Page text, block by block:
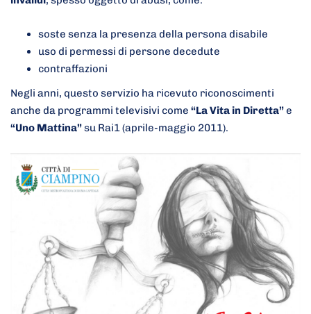
soste senza la presenza della persona disabile
uso di permessi di persone decedute
contraffazioni
Negli anni, questo servizio ha ricevuto riconoscimenti
anche da programmi televisivi come “La Vita in Diretta”e
“Uno Mattina”su Rai1 (aprile-maggio 2011).